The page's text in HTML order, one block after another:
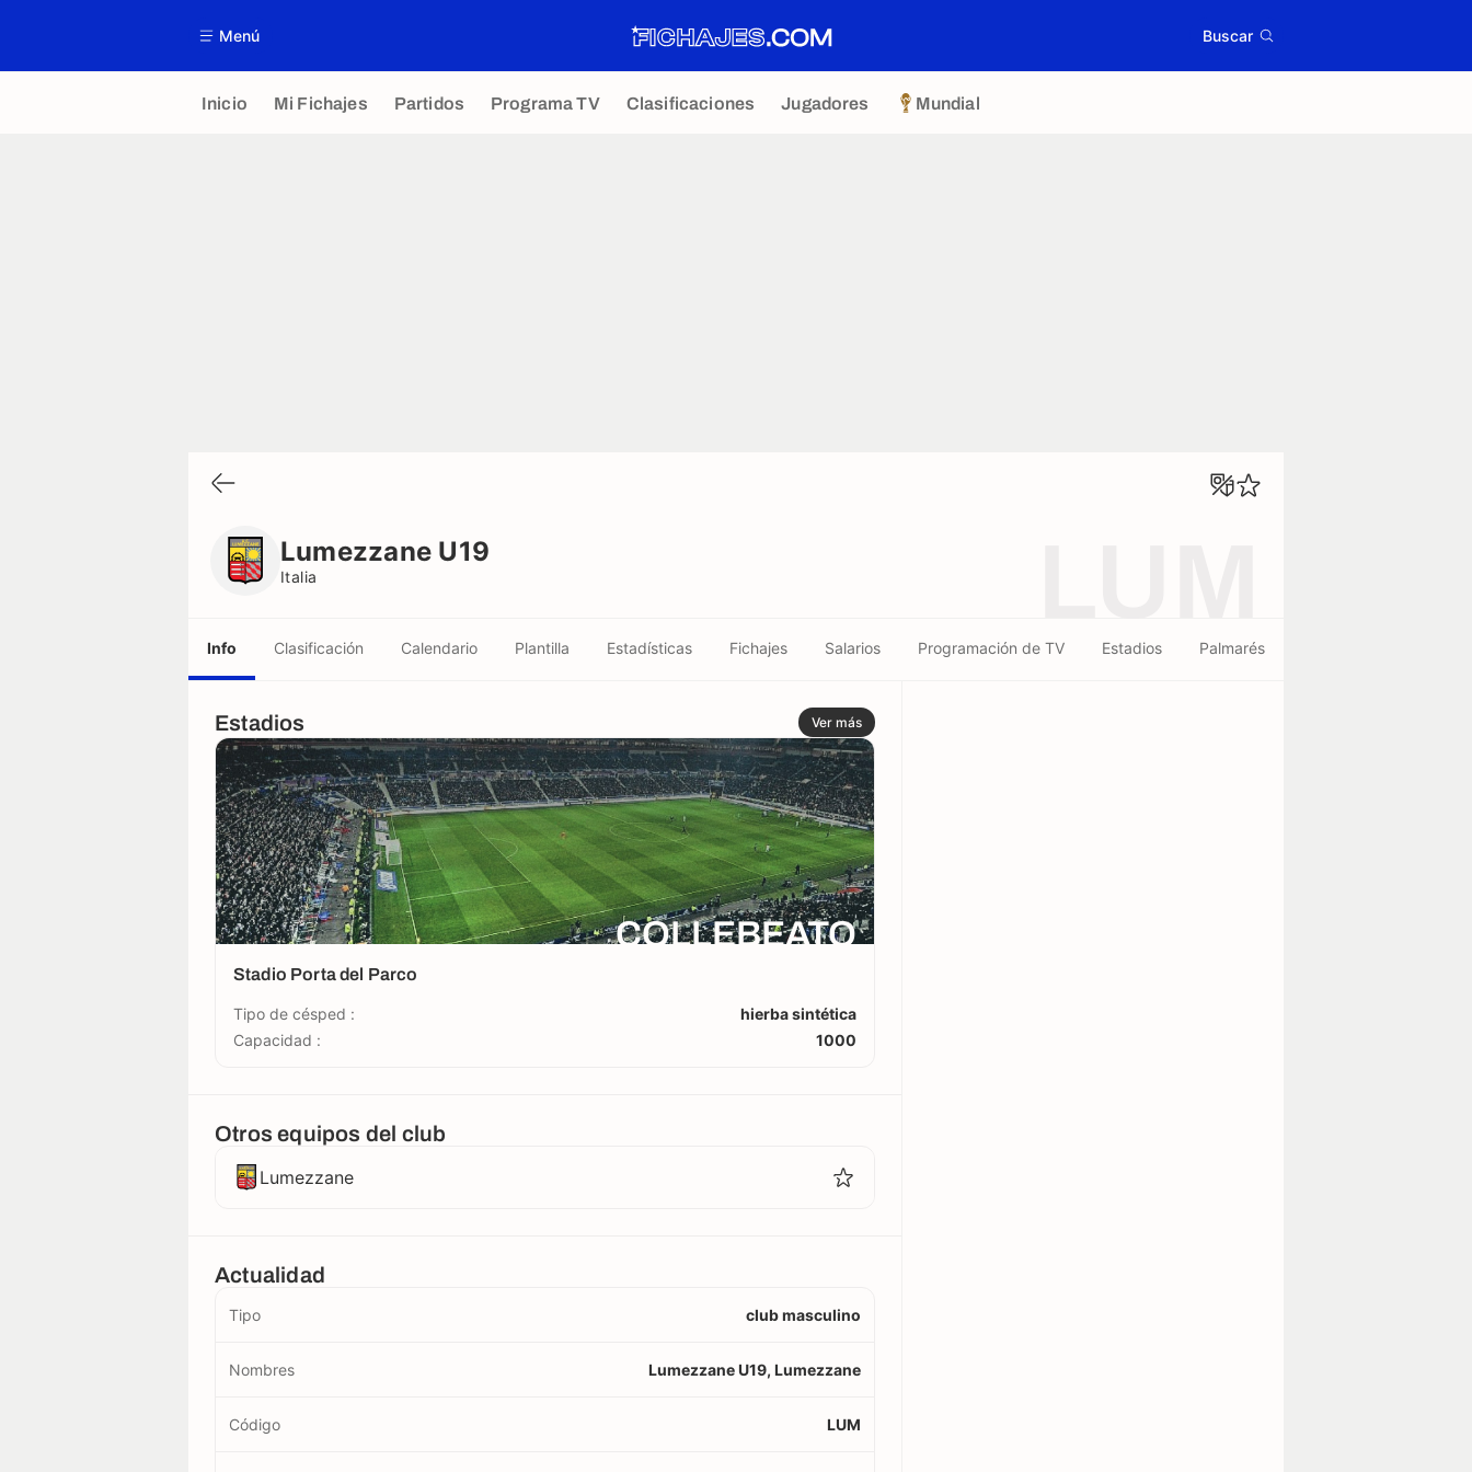
Menú Buscar
Inicio Mi Fichajes Partidos Programa TV Clasificaciones Jugadores Mundial
Lumezzane U19
Italia
Info Clasificación Calendario Plantilla Estadísticas Fichajes Salarios Programación de TV Estadios Palmarés
Estadios Ver más
COLLEBEATO
Stadio Porta del Parco
Tipo de césped :
hierba sintética
Capacidad :
1000
Otros equipos del club
Lumezzane
Actualidad
Tipo club masculino
Nombres Lumezzane U19, Lumezzane
Código LUM